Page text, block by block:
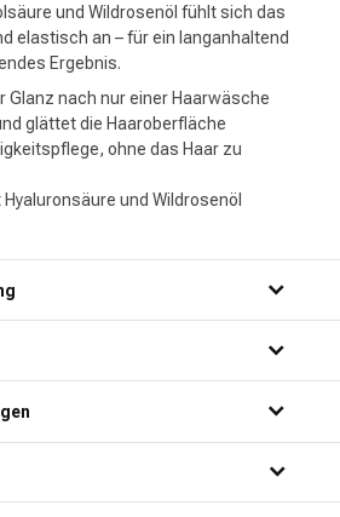
und Wildrosenöl fühlt sich das
elastisch an – für ein langanhaltend
Ergebnis.
Glanz nach nur einer Haarwäsche
glättet die Haaroberfläche
ohne das Haar zu
und Wildrosenöl
die Kérastase Gloss Absolu Crème